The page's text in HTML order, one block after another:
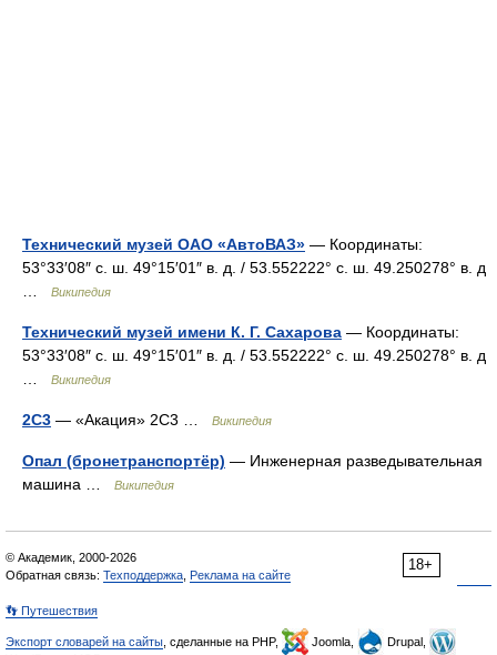
Технический музей ОАО «АвтоВАЗ» — Координаты:
53°33′08″ с. ш. 49°15′01″ в. д. / 53.552222° с. ш. 49.250278° в. д
…
Википедия
Технический музей имени К. Г. Сахарова — Координаты:
53°33′08″ с. ш. 49°15′01″ в. д. / 53.552222° с. ш. 49.250278° в. д
…
Википедия
2С3 — «Акация» 2С3 … Википедия
Опал (бронетранспортёр) — Инженерная разведывательная
машина …
Википедия
18+
© Академик, 2000-2026
Обратная связь: Техподдержка Реклама на сайте
👣 Путешествия
Экспорт словарей на сайты , сделанные на PHP, Joomla,
Drupal,